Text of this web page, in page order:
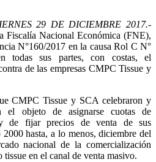
29 DE DICIEMBRE 2017.-
Fiscalía Nacional Económica (FNE),
N°160/2017 en la causa Rol C N°
todas sus partes, con costas, el
de las empresas CMPC Tissue y
CMPC Tissue y SCA celebraron y
el objeto de asignarse cuotas de
de fijar precios de venta de sus
2000 hasta, a lo menos, diciembre del
nacional de la comercialización
tissue en el canal de venta masivo.